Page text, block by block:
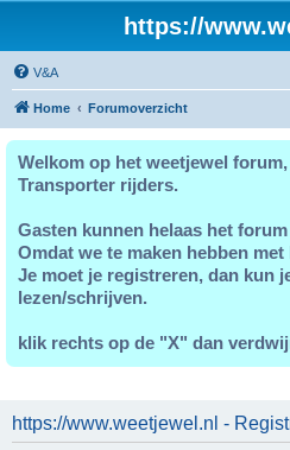
https://
V&A
Home Forumoverzicht
Welkom op het weetjewel
Transporter rijders.
Gasten kunnen helaas het
Omdat we te maken hebben met
Je moet je registreren, dan kun
lezen/schrijven.
klik rechts op de "X" dan
https://www.weetjewel.nl -